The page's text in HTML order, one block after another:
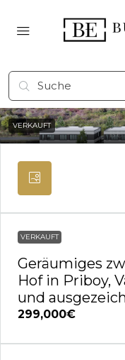
VERKAUFT
VERKAUFT
Geräumiges
Hof in Priboy,
und
299,000€